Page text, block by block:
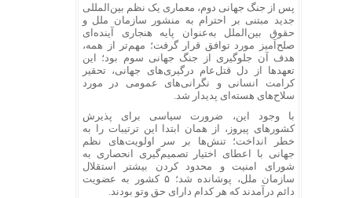
پس از جنگ جهانی دوم، معماری یک نظم بین‌المللی
جدید مبتنی بر احترام به منشور سازمان ملل و
حقوق بین‌الملل به‌عنوان پایه هنجاری آینده‌ای
صلح‌آمیز مورد توافق قرار گرفت؛ مهم‌تر از همه،
هدف آن جلوگیری از جنگ جهانی سوم بود؛ این
تعهد‌ها از دل قتل‌عام درگیری‌های جهانی، تحقیر
کرامت انسانی و نگرانی‌های عمومی در مورد
سلاح‌های هسته‌ای پدیدار شد.
با وجود این، ضرورت سیاسی برای پذیرش
کشور‌های پیروز، از همان ابتدا این ترتیبات را به
خطر انداخت؛ تنش‌ها بر سر اولویت‌های نظم
جهانی با اعطای اختیار تصمیم‌گیری انحصاری به
شورای امنیت و محدود کردن بیشتر استقلال
سازمان ملل، پوشانده شد؛ ۵ کشور به عضویت
دائم درآمدند که هر کدام دارای حق وتو بودند.